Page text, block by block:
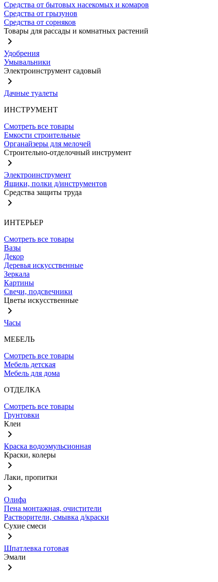
Средства от бытовых насекомых и комаров
Средства от грызунов
Средства от сорняков
Товары для рассады и комнатных растений
Удобрения
Умывальники
Электроинструмент садовый
Дачные туалеты
ИНСТРУМЕНТ
Смотреть все товары
Емкости строительные
Органайзеры для мелочей
Строительно-отделочный инструмент
Электроинструмент
Ящики, полки д/инструментов
Средства защиты труда
ИНТЕРЬЕР
Смотреть все товары
Вазы
Декор
Деревья искусственные
Зеркала
Картины
Свечи, подсвечники
Цветы искусственные
Часы
МЕБЕЛЬ
Смотреть все товары
Мебель детская
Мебель для дома
ОТДЕЛКА
Смотреть все товары
Грунтовки
Клеи
Краска водоэмульсионная
Краски, колеры
Лаки, пропитки
Олифа
Пена монтажная, очистители
Растворители, смывка д/краски
Сухие смеси
Шпатлевка готовая
Эмали